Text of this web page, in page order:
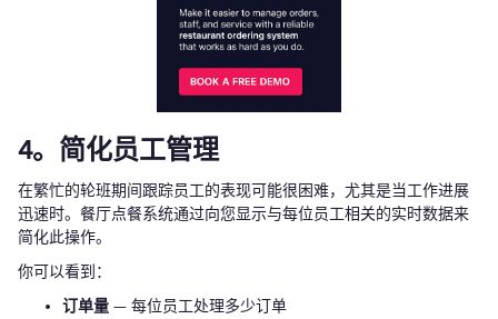
4。简化员工管理
在繁忙的轮班期间跟踪员工的表现可能很困难，尤其是当工作进展
迅速时。餐厅点餐系统通过向您显示与每位员工相关的实时数据来
简化此操作。
你可以看到：
订单量 — 每位员工处理多少订单